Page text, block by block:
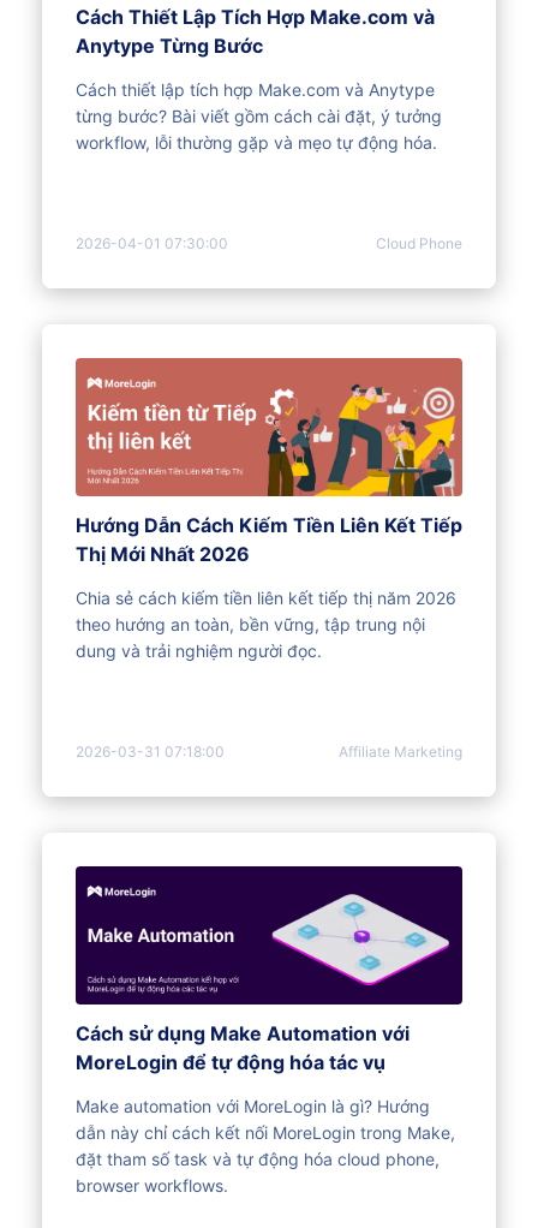
Cách Thiết Lập Tích Hợp Make.com và
Anytype Từng Bước
Cách thiết lập tích hợp Make.com và Anytype
từng bước? Bài viết gồm cách cài đặt, ý tưởng
workflow, lỗi thường gặp và mẹo tự động hóa.
2026-04-01 07:30:00 Cloud Phone
Hướng Dẫn Cách Kiếm Tiền Liên Kết Tiếp
Thị Mới Nhất 2026
Chia sẻ cách kiếm tiền liên kết tiếp thị năm 2026
theo hướng an toàn, bền vững, tập trung nội
dung và trải nghiệm người đọc.
2026-03-31 07:18:00 Affiliate Marketing
Cách sử dụng Make Automation với
MoreLogin để tự động hóa tác vụ
Make automation với MoreLogin là gì? Hướng
dẫn này chỉ cách kết nối MoreLogin trong Make,
đặt tham số task và tự động hóa cloud phone,
browser workflows.